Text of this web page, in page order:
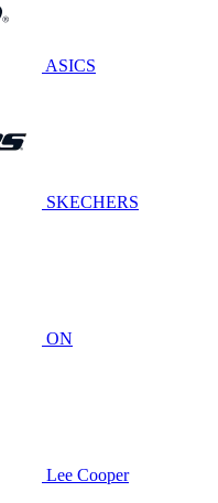
ASICS
SKECHERS
ON
Lee Cooper